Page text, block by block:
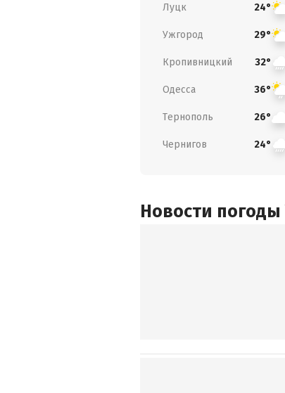
Луцк 24°
Ужгород 29°
Кропивницкий 32°
Одесса 36°
Тернополь 26°
Чернигов 24°
Новости